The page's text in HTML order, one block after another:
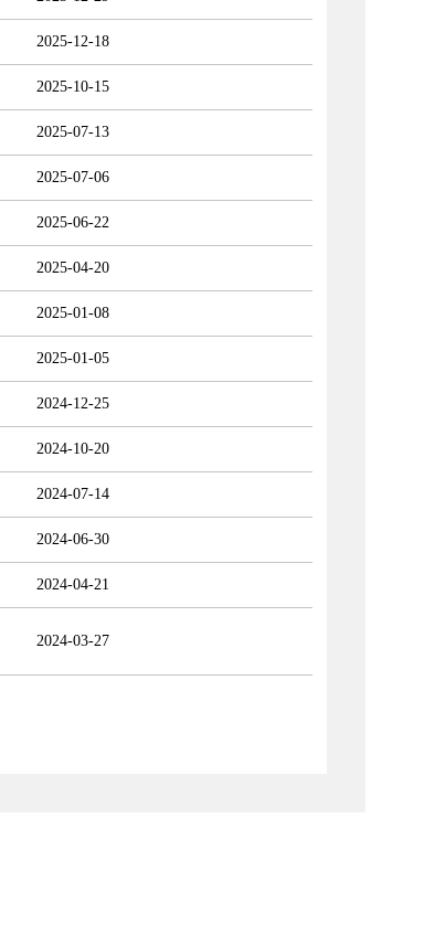
2025-12-18
2025-10-15
2025-07-13
2025-07-06
2025-06-22
2025-04-20
2025-01-08
2025-01-05
2024-12-25
2024-10-20
2024-07-14
2024-06-30
2024-04-21
2024-03-27